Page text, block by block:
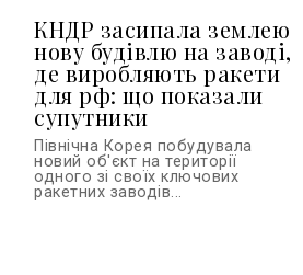
КНДР засипала землею
нову будівлю на заводі,
де виробляють ракети
для рф: що показали
супутники
Північна Корея побудувала
новий об'єкт на території
одного зі своїх ключових
ракетних заводів...